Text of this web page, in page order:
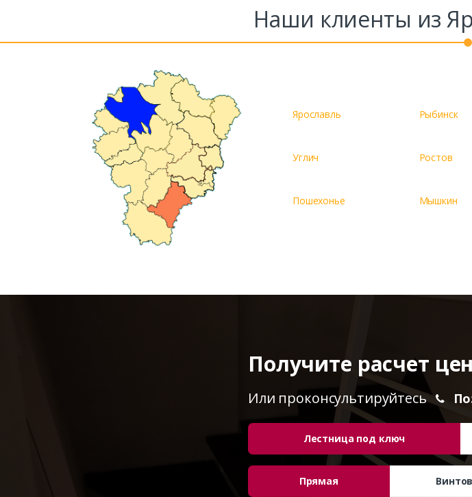
Наши клиенты из
Ярославль Рыбинск
Углич Ростов
Пошехонье Мышкин
Получите расчет
Или проконсультируйтесь
Лестница под ключ
Прямая